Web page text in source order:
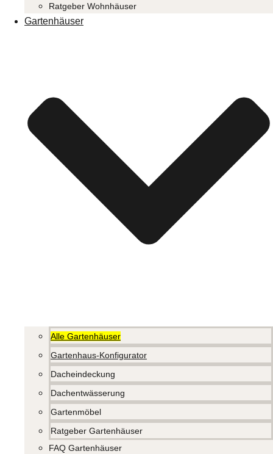
Ratgeber Wohnhäuser
Gartenhäuser
Alle Gartenhäuser
Gartenhaus-Konfigurator
Dacheindeckung
Dachentwässerung
Gartenmöbel
Ratgeber Gartenhäuser
FAQ Gartenhäuser